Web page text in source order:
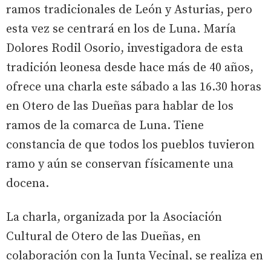
ramos tradicionales de León y Asturias, pero
esta vez se centrará en los de Luna. María
Dolores Rodil Osorio, investigadora de esta
tradición leonesa desde hace más de 40 años,
ofrece una charla este sábado a las 16.30 horas
en Otero de las Dueñas para hablar de los
ramos de la comarca de Luna. Tiene
constancia de que todos los pueblos tuvieron
ramo y aún se conservan físicamente una
docena.
La charla, organizada por la Asociación
Cultural de Otero de las Dueñas, en
colaboración con la Junta Vecinal, se realiza en